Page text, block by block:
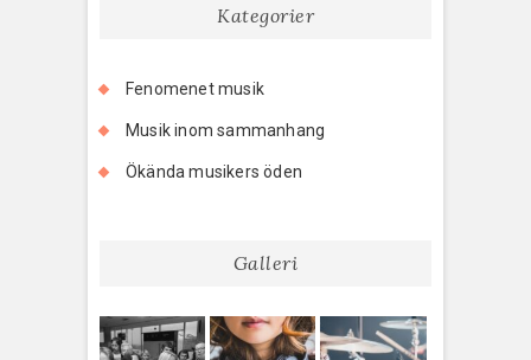
Kategorier
Fenomenet musik
Musik inom sammanhang
Ökända musikers öden
Galleri